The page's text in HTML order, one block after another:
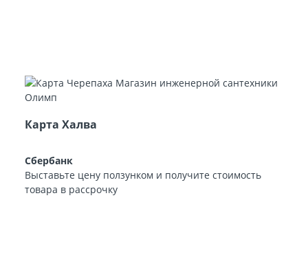
Карта Халва
Сбербанк
Выставьте цену ползунком и получите стоимость
товара в рассрочку